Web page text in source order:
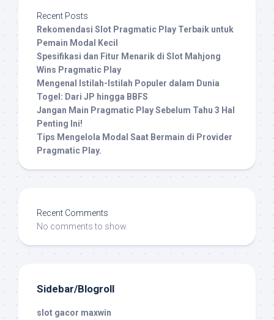
Recent Posts
Rekomendasi Slot Pragmatic Play Terbaik untuk
Pemain Modal Kecil
Spesifikasi dan Fitur Menarik di Slot Mahjong
Wins Pragmatic Play
Mengenal Istilah-Istilah Populer dalam Dunia
Togel: Dari JP hingga BBFS
Jangan Main Pragmatic Play Sebelum Tahu 3 Hal
Penting Ini!
Tips Mengelola Modal Saat Bermain di Provider
Pragmatic Play.
Recent Comments
No comments to show.
Sidebar/Blogroll
slot gacor maxwin